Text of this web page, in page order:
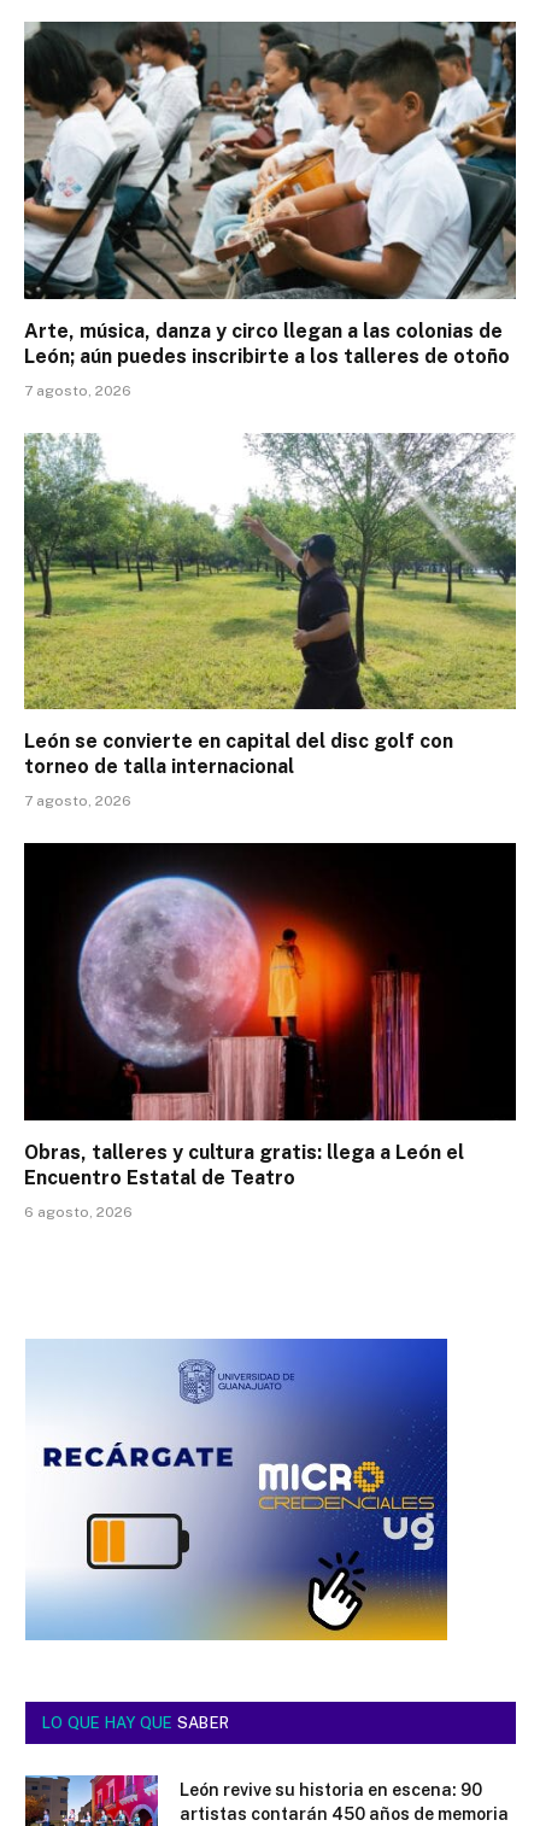
Arte, música, danza y circo llegan a las colonias de
León; aún puedes inscribirte a los talleres de otoño
7 agosto, 2026
León se convierte en capital del disc golf con
torneo de talla internacional
7 agosto, 2026
Obras, talleres y cultura gratis: llega a León el
Encuentro Estatal de Teatro
6 agosto, 2026
LO QUE HAY QUE SABER
León revive su historia en escena: 90
artistas contarán 450 años de memoria